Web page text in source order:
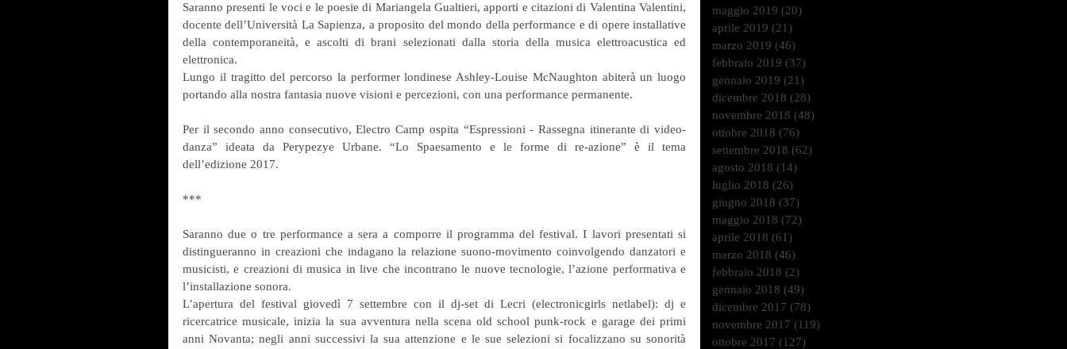
Saranno presenti le voci e le poesie di Mariangela Gualtieri, apporti e citazioni di Valentina Valentini,
docente dell’Università La Sapienza, a proposito del mondo della performance e di opere installative
della contemporaneità, e ascolti di brani selezionati dalla storia della musica elettroacustica ed
elettronica.
Lungo il tragitto del percorso la performer londinese Ashley-Louise McNaughton abiterà un luogo
portando alla nostra fantasia nuove visioni e percezioni, con una performance permanente.
Per il secondo anno consecutivo, Electro Camp ospita “Espressioni - Rassegna itinerante di video-
danza” ideata da Perypezye Urbane. “Lo Spaesamento e le forme di re-azione” è il tema
dell’edizione 2017.
***
Saranno due o tre performance a sera a comporre il programma del festival. I lavori presentati si
distingueranno in creazioni che indagano la relazione suono-movimento coinvolgendo danzatori e
musicisti, e creazioni di musica in live che incontrano le nuove tecnologie, l’azione performativa e
l’installazione sonora.
L’apertura del festival giovedì 7 settembre con il dj-set di Lecri (electronicgirls netlabel): dj e
ricercatrice musicale, inizia la sua avventura nella scena old school punk-rock e garage dei primi
anni Novanta; negli anni successivi la sua attenzione e le sue selezioni si focalizzano su sonorità
maggio 2019 (20)
aprile 2019 (21)
marzo 2019 (46)
febbraio 2019 (37)
gennaio 2019 (21)
dicembre 2018 (28)
novembre 2018 (48)
ottobre 2018 (76)
settembre 2018 (62)
agosto 2018 (14)
luglio 2018 (26)
giugno 2018 (37)
maggio 2018 (72)
aprile 2018 (61)
marzo 2018 (46)
febbraio 2018 (2)
gennaio 2018 (49)
dicembre 2017 (78)
novembre 2017 (119)
ottobre 2017 (127)